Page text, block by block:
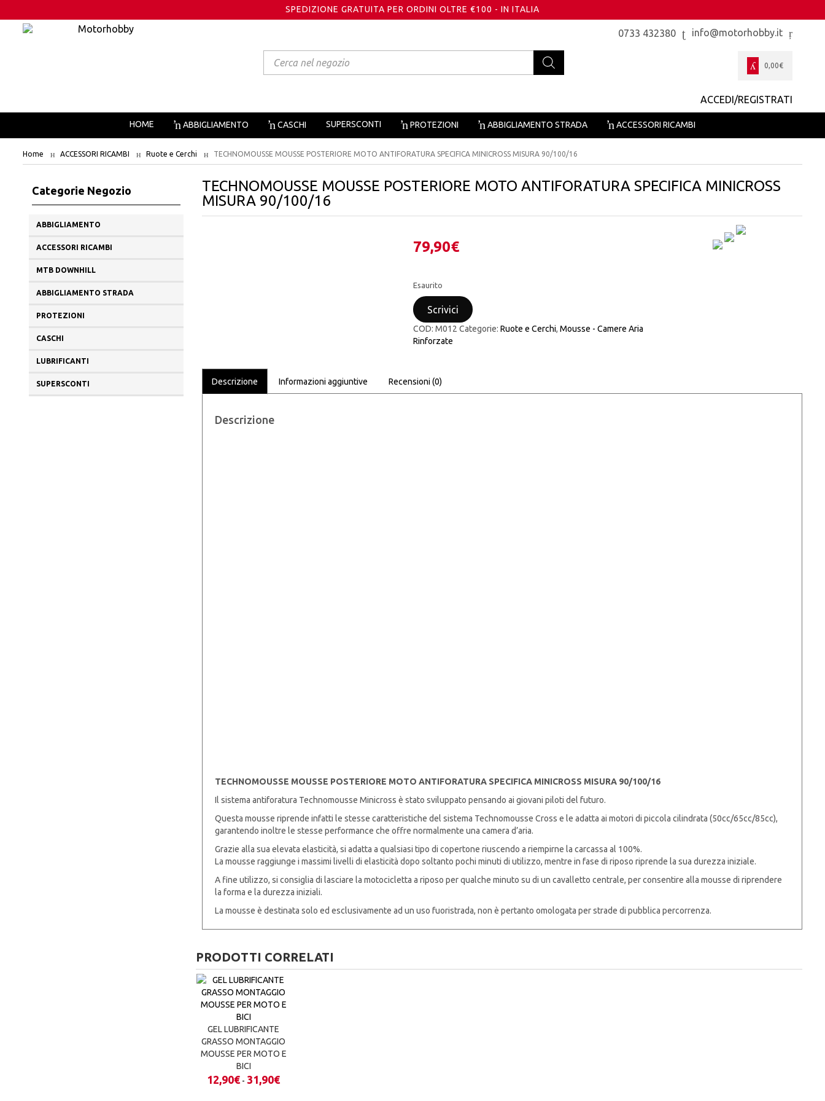
SPEDIZIONE GRATUITA PER ORDINI OLTRE €100 - IN ITALIA
Products
search
info@motorhobby.it
0733 432380
0,00€
ACCEDI/REGISTRATI
HOME ABBIGLIAMENTO CASCHI SUPERSCONTI PROTEZIONI ABBIGLIAMENTO STRADA ACCESSORI RICAMBI
Home ACCESSORI RICAMBI Ruote e Cerchi TECHNOMOUSSE MOUSSE POSTERIORE MOTO ANTIFORATURA SPECIFICA MINICROSS MISURA 90/100/16
Categorie Negozio
ABBIGLIAMENTO
ACCESSORI RICAMBI
MTB DOWNHILL
ABBIGLIAMENTO STRADA
PROTEZIONI
CASCHI
LUBRIFICANTI
SUPERSCONTI
TECHNOMOUSSE MOUSSE POSTERIORE MOTO ANTIFORATURA SPECIFICA MINICROSS
MISURA 90/100/16
79,90€
Esaurito
Scrivici
COD:M012 Categorie:Ruote e Cerchi,Mousse - Camere Aria
Rinforzate
Descrizione Informazioni aggiuntive Recensioni (0)
Descrizione
TECHNOMOUSSE MOUSSE POSTERIORE MOTO ANTIFORATURA SPECIFICA MINICROSS MISURA 90/100/16
Il sistema antiforatura Technomousse Minicross è stato sviluppato pensando ai giovani piloti del futuro.
Questa mousse riprende infatti le stesse caratteristiche del sistema Technomousse Cross e le adatta ai motori di piccola cilindrata (50cc/65cc/85cc),
garantendo inoltre le stesse performance che offre normalmente una camera d’aria.
Grazie alla sua elevata elasticità, si adatta a qualsiasi tipo di copertone riuscendo a riempirne la carcassa al 100%.
La mousse raggiunge i massimi livelli di elasticità dopo soltanto pochi minuti di utilizzo, mentre in fase di riposo riprende la sua durezza iniziale.
A fine utilizzo, si consiglia di lasciare la motocicletta a riposo per qualche minuto su di un cavalletto centrale, per consentire alla mousse di riprendere
la forma e la durezza iniziali.
La mousse è destinata solo ed esclusivamente ad un uso fuoristrada, non è pertanto omologata per strade di pubblica percorrenza.
PRODOTTI CORRELATI
GEL LUBRIFICANTE
GRASSO MONTAGGIO
MOUSSE PER MOTO E
BICI
12,90€ - 31,90€Fascia